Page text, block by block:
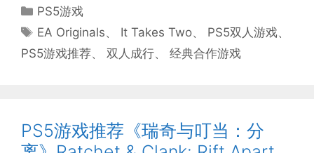
分
类
PS5游戏
标
签
EA Originals、 It Takes Two、 PS5双人游戏、
PS5游戏推荐、 双人成行、 经典合作游戏
PS5游戏推荐《瑞奇与叮当：分